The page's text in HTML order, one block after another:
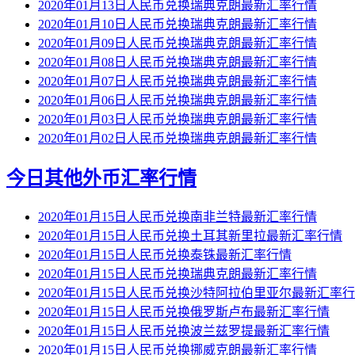
2020年01月13日人民币兑换瑞典克朗最新汇率行情
2020年01月10日人民币兑换瑞典克朗最新汇率行情
2020年01月09日人民币兑换瑞典克朗最新汇率行情
2020年01月08日人民币兑换瑞典克朗最新汇率行情
2020年01月07日人民币兑换瑞典克朗最新汇率行情
2020年01月06日人民币兑换瑞典克朗最新汇率行情
2020年01月03日人民币兑换瑞典克朗最新汇率行情
2020年01月02日人民币兑换瑞典克朗最新汇率行情
今日其他外币汇率行情
2020年01月15日人民币兑换南非兰特最新汇率行情
2020年01月15日人民币兑换土耳其新里拉最新汇率行情
2020年01月15日人民币兑换泰铢最新汇率行情
2020年01月15日人民币兑换瑞典克朗最新汇率行情
2020年01月15日人民币兑换沙特阿拉伯里亚尔最新汇率
2020年01月15日人民币兑换俄罗斯卢布最新汇率行情
2020年01月15日人民币兑换波兰兹罗提最新汇率行情
2020年01月15日人民币兑换挪威克朗最新汇率行情